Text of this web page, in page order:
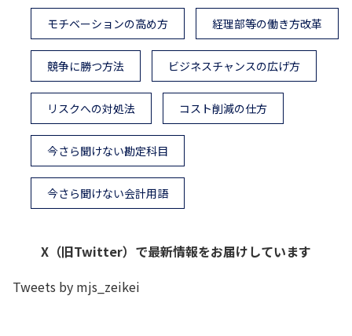
モチベーションの高め方 経理部等の働き方改革
競争に勝つ方法 ビジネスチャンスの広げ方
リスクへの対処法 コスト削減の仕方
今さら聞けない勘定科目
今さら聞けない会計用語
X（旧Twitter）で最新情報をお届けしています
Tweets by mjs_zeikei